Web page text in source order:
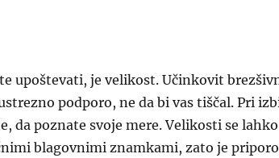
upoštevati, je velikost. Učinkovit
podporo, ne da bi vas tiščal. Pri
da poznate svoje mere. Velikosti se lahko
blagovnimi znamkami, zato je